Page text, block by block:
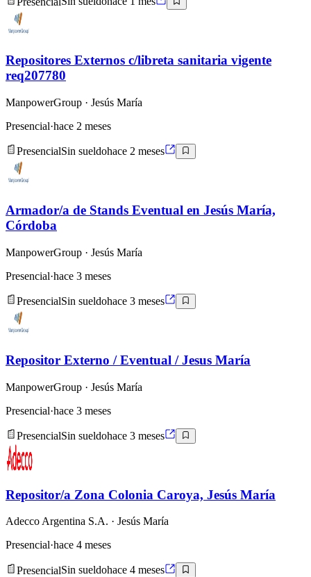
Repositores Externos c/libreta sanitaria vigente
req207780
ManpowerGroup · Jesús María
Presencial·hace 2 meses
PresencialSin sueldohace 2 meses
Armador/a de Stands Eventual en Jesús María,
Córdoba
ManpowerGroup · Jesús María
Presencial·hace 3 meses
PresencialSin sueldohace 3 meses
Repositor Externo / Eventual / Jesus María
ManpowerGroup · Jesús María
Presencial·hace 3 meses
PresencialSin sueldohace 3 meses
Repositor/a Zona Colonia Caroya, Jesús María
Adecco Argentina S.A. · Jesús María
Presencial·hace 4 meses
PresencialSin sueldohace 4 meses